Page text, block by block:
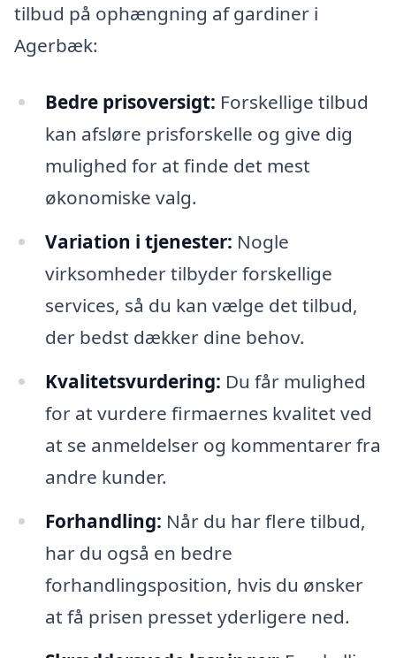
tilbud på ophængning af gardiner i
Agerbæk:
Bedre prisoversigt: Forskellige tilbud
kan afsløre prisforskelle og give dig
mulighed for at finde det mest
økonomiske valg.
Variation i tjenester: Nogle
virksomheder tilbyder forskellige
services, så du kan vælge det tilbud,
der bedst dækker dine behov.
Kvalitetsvurdering: Du får mulighed
for at vurdere firmaernes kvalitet ved
at se anmeldelser og kommentarer fra
andre kunder.
Forhandling: Når du har flere tilbud,
har du også en bedre
forhandlingsposition, hvis du ønsker
at få prisen presset yderligere ned.